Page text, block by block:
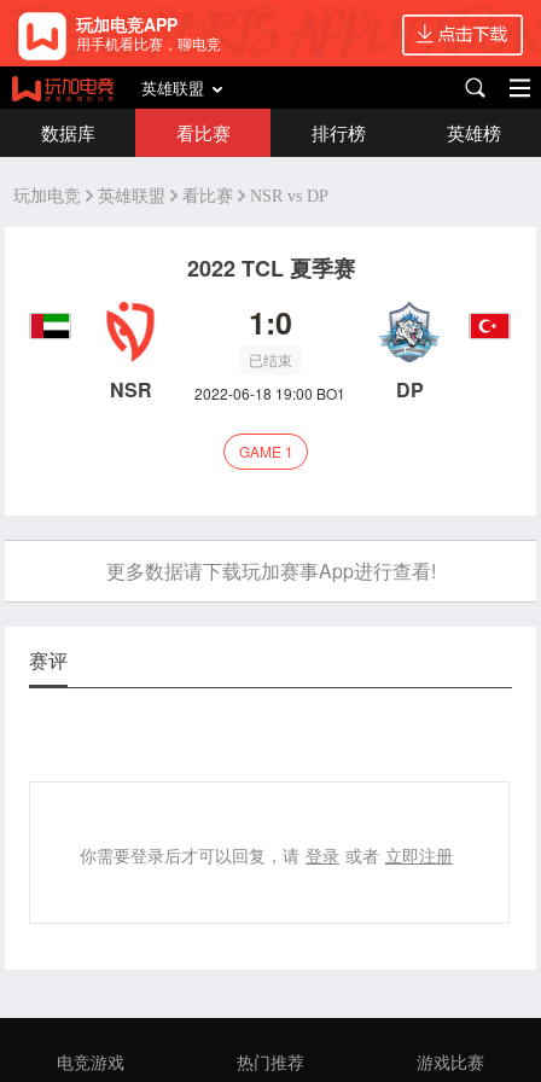
玩加电竞APP
用手机看比赛，聊电竞
英雄联盟
数据库 看比赛 排行榜 英雄榜
玩加电竞 英雄联盟 看比赛 NSR vs DP
2022 TCL 夏季赛
NSR
1:0
已结束
2022-06-18 19:00 BO1
DP
GAME 1
更多数据请下载玩加赛事App进行查看!
赛评
你需要登录后才可以回复，请 登录 或者 立即注册
电竞游戏 热门推荐 游戏比赛